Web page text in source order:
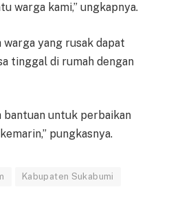
warga kami,” ungkapnya.
yang rusak dapat
tinggal di rumah dengan
bantuan untuk perbaikan
pungkasnya.
Kabupaten Sukabumi